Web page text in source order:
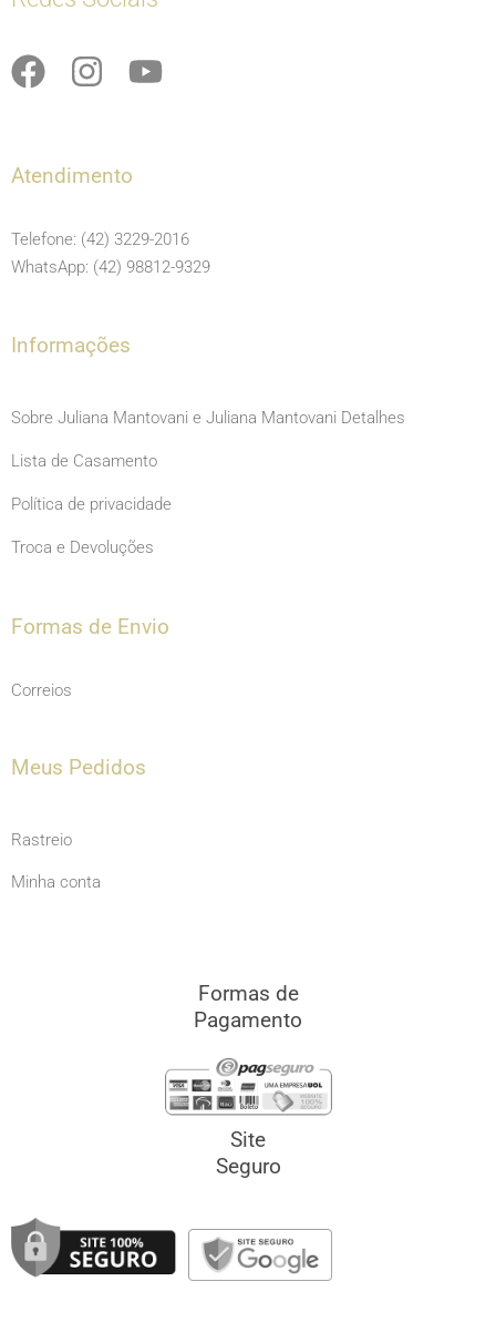
F
e
o
o
I
t
g
r
m
Y
b
e
Atendimento
Telefone: (42) 3229-2016
WhatsApp: (42) 98812-9329
Informações
Sobre Juliana Mantovani e Juliana Mantovani Detalhes
Lista de Casamento
Política de privacidade
Troca e Devoluções
Formas de Envio
Correios
Meus Pedidos
Rastreio
Minha conta
Formas de
Pagamento
Site
Seguro